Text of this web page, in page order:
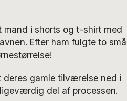
i shorts og t-shirt med
Efter ham fulgte to små
deres gamle tilværelse ned i
del af processen.